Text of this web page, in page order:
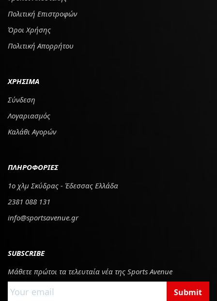
Πολιτική Επιστροφών
Όροι Χρήσης
Πολιτική Απορρήτου
ΧΡΗΣΙΜΑ
Σύνδεση
Λογαριασμός
Καλάθι Αγορών
ΠΛΗΡΟΦΟΡΙΕΣ
1ο χλμ Σκύδρας - Έδεσσας Ελλάδα
2381 088 131
info@sportsavenue.gr
SUBSCRIBE
Μάθετε πρώτοι τα τελευταία νέα της Sports Avenue
Submit